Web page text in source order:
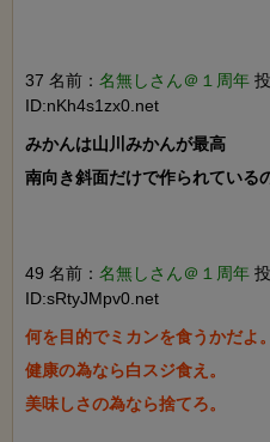
37 名前： 名無しさん＠１周年
ID:nKh4s1zx0.net
みかんは山川みかんが最高
南向き斜面だけで作られている
49 名前： 名無しさん＠１周年
ID:sRtyJMpv0.net
何を目的でミカンを食うかだよ。
健康の為なら白スジ食え。
美味しさの為なら捨てろ。